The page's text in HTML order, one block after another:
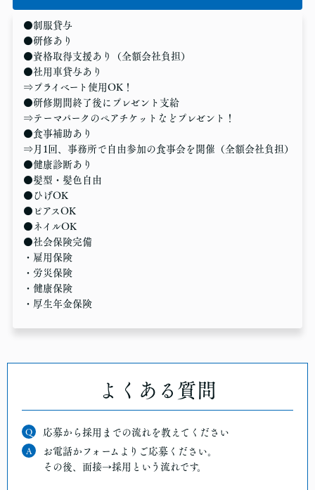
●制服貸与
●研修あり
●資格取得支援あり（全額会社負担）
●社用車貸与あり
⇒プライベート使用OK！
●研修期間終了後にプレゼント支給
⇒テーマパークのペアチケットなどプレゼント！
●食事補助あり
⇒月1回、事務所で自由参加の食事会を開催（全額会社負担）
●健康診断あり
●髪型・髪色自由
●ひげOK
●ピアスOK
●ネイルOK
●社会保険完備
・雇用保険
・労災保険
・健康保険
・厚生年金保険
よくある質問
Q 応募から採用までの流れを教えてください
A
お電話かフォームよりご応募ください。
その後、面接→採用という流れです。